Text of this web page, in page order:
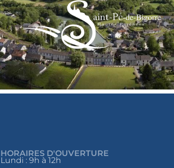
HORAIRES D'OUVERTURE
Lundi : 9h à 12h